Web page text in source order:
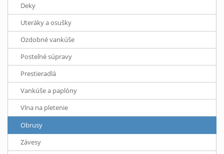
Deky
Uteráky a osušky
Ozdobné vankúše
Posteľné súpravy
Prestieradlá
Vankúše a paplóny
Vlna na pletenie
Obrusy
Závesy